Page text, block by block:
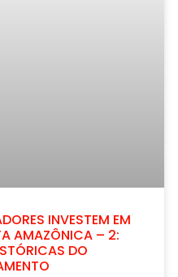
INVESTEM EM
AMAZÔNICA – 2:
DO